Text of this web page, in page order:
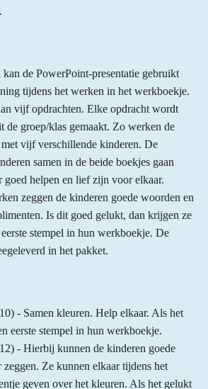
kan de PowerPoint-presentatie gebruikt
tijdens het werken in het werkboekje.
vijf opdrachten. Elke opdracht wordt
de groep/klas gemaakt. Zo werken de
vijf verschillende kinderen. De
samen in de beide boekjes gaan
goed helpen en lief zijn voor elkaar.
zeggen de kinderen goede woorden en
Is dit goed gelukt, dan krijgen ze
stempel in hun werkboekje. De
in het pakket.
- Samen kleuren. Help elkaar. Als het
eerste stempel in hun werkboekje.
- Hierbij kunnen de kinderen goede
Ze kunnen elkaar tijdens het
geven over het kleuren. Als het gelukt